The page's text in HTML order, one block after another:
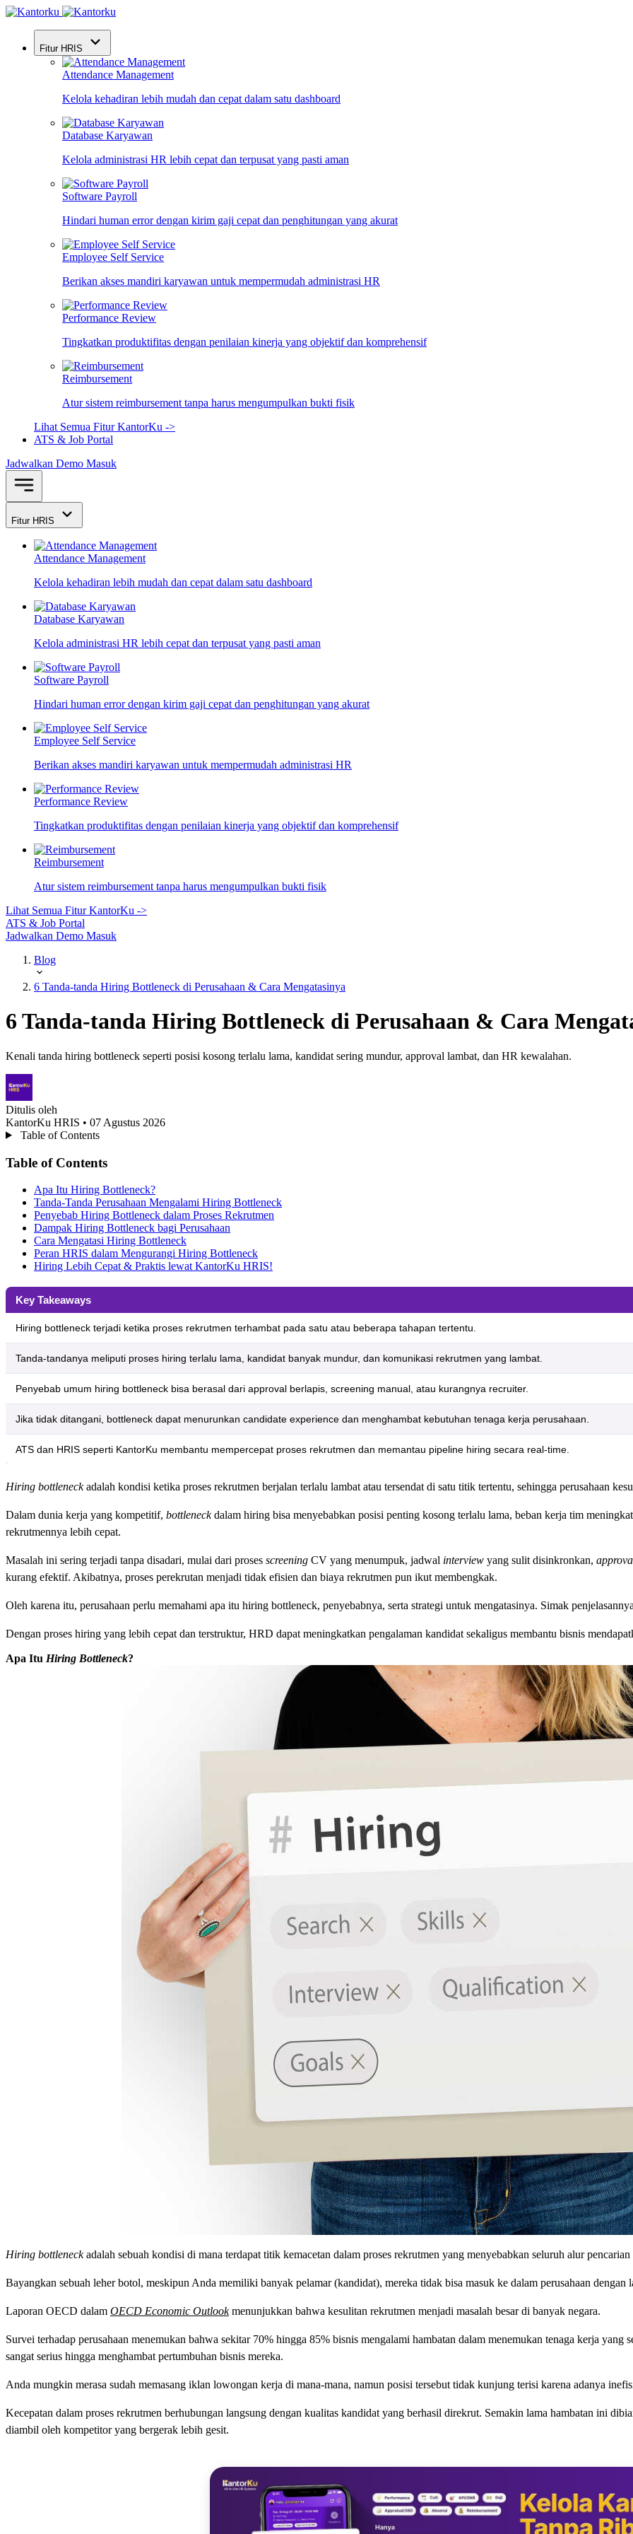
Fitur HRIS
Attendance Management
Kelola kehadiran lebih mudah dan cepat dalam satu dashboard
Database Karyawan
Kelola administrasi HR lebih cepat dan terpusat yang pasti aman
Software Payroll
Hindari human error dengan kirim gaji cepat dan penghitungan yang akurat
Employee Self Service
Berikan akses mandiri karyawan untuk mempermudah administrasi HR
Performance Review
Tingkatkan produktifitas dengan penilaian kinerja yang objektif dan komprehensif
Reimbursement
Atur sistem reimbursement tanpa harus mengumpulkan bukti fisik
Lihat Semua Fitur KantorKu ->
ATS & Job Portal
Jadwalkan Demo Masuk
Fitur HRIS
Attendance Management
Kelola kehadiran lebih mudah dan cepat dalam satu dashboard
Database Karyawan
Kelola administrasi HR lebih cepat dan terpusat yang pasti aman
Software Payroll
Hindari human error dengan kirim gaji cepat dan penghitungan yang akurat
Employee Self Service
Berikan akses mandiri karyawan untuk mempermudah administrasi HR
Performance Review
Tingkatkan produktifitas dengan penilaian kinerja yang objektif dan komprehensif
Reimbursement
Atur sistem reimbursement tanpa harus mengumpulkan bukti fisik
Lihat Semua Fitur KantorKu ->
ATS & Job Portal
Jadwalkan Demo Masuk
Blog
6 Tanda-tanda Hiring Bottleneck di Perusahaan & Cara Mengatasinya
6 Tanda-tanda Hiring Bottleneck di Perusahaan & Cara
Kenali tanda hiring bottleneck seperti posisi kosong terlalu lama, kandidat sering mundur, approval lambat, dan HR kewalahan.
Ditulis oleh
KantorKu HRIS • 07 Agustus 2026
Table of Contents
Table of Contents
Apa Itu Hiring Bottleneck?
Tanda-Tanda Perusahaan Mengalami Hiring Bottleneck
Penyebab Hiring Bottleneck dalam Proses Rekrutmen
Dampak Hiring Bottleneck bagi Perusahaan
Cara Mengatasi Hiring Bottleneck
Peran HRIS dalam Mengurangi Hiring Bottleneck
Hiring Lebih Cepat & Praktis lewat KantorKu HRIS!
Key Takeaways
Hiring bottleneck terjadi ketika proses rekrutmen terhambat pada satu atau beberapa tahapan tertentu.
Tanda-tandanya meliputi proses hiring terlalu lama, kandidat banyak mundur, dan komunikasi rekrutmen yang lambat.
Penyebab umum hiring bottleneck bisa berasal dari approval berlapis, screening manual, atau kurangnya recruiter.
Jika tidak ditangani, bottleneck dapat menurunkan candidate experience dan menghambat kebutuhan tenaga kerja perusahaan.
ATS dan HRIS seperti KantorKu membantu mempercepat proses rekrutmen dan memantau pipeline hiring secara real-time.
Hiring bottleneckadalah kondisi ketika proses rekrutmen berjalan terlalu lambat atau tersendat di satu titik tertentu, sehingga perusahaan
Dalam dunia kerja yang kompetitif, bottleneckdalam hiring bisa menyebabkan posisi penting kosong terlalu lama, beban kerja tim
rekrutmennya lebih cepat.
Masalah ini sering terjadi tanpa disadari, mulai dari proses screening CV yang menumpuk, jadwal interview yang sulit disinkronkan,
kurang efektif. Akibatnya, proses perekrutan menjadi tidak efisien dan biaya rekrutmen pun ikut membengkak.
Oleh karena itu, perusahaan perlu memahami apa itu hiring bottleneck, penyebabnya, serta strategi untuk mengatasinya. Simak
Dengan proses hiring yang lebih cepat dan terstruktur, HRD dapat meningkatkan pengalaman kandidat sekaligus membantu bisnis
Apa Itu Hiring Bottleneck?
Hiring bottleneckadalah sebuah kondisi di mana terdapat titik kemacetan dalam proses rekrutmen yang menyebabkan seluruh alur
Bayangkan sebuah leher botol, meskipun Anda memiliki banyak pelamar (kandidat), mereka tidak bisa masuk ke dalam perusahaan dengan
Laporan OECD dalam OECD Economic Outlookmenunjukkan bahwa kesulitan rekrutmen menjadi masalah besar di banyak negara.
Survei terhadap perusahaan menemukan bahwa sekitar 70% hingga 85% bisnis mengalami hambatan dalam menemukan tenaga kerja yang
sangat serius hingga menghambat pertumbuhan bisnis mereka.
Anda mungkin merasa sudah memasang iklan lowongan kerja di mana-mana, namun posisi tersebut tidak kunjung terisi karena adanya
Kecepatan dalam proses rekrutmen berhubungan langsung dengan kualitas kandidat yang berhasil direkrut. Semakin lama hambatan ini
diambil oleh kompetitor yang bergerak lebih gesit.